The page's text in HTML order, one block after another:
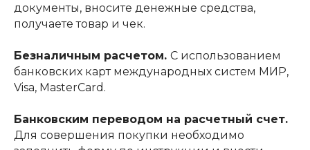
документы, вносите денежные средства,
получаете товар и чек.
Безналичным расчетом. С использованием
банковских карт международных систем МИР,
Visa, MasterCard.
Банковским переводом на расчетный счет.
Для совершения покупки необходимо